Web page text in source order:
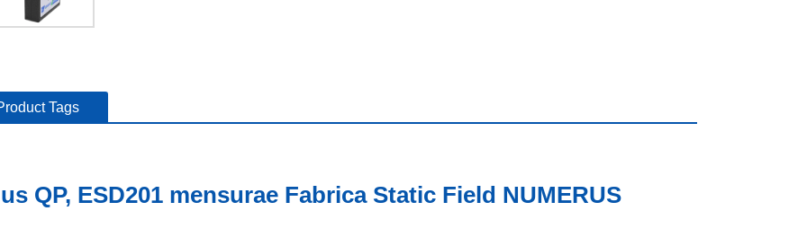
Tags
QP, ESD201 mensurae Fabrica Static Field NUMERUS